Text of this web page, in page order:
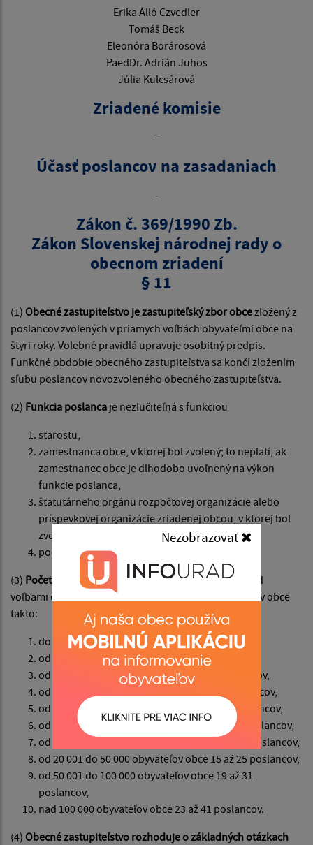
Nezobrazovať
Erika Álló Czvedler
Tomáš Beck
Eleonóra Borárosová
PaedDr. Adrián Juhos
Júlia Kulcsárová
Zriadené komisie
-
Účasť poslancov na zasadaniach
-
Zákon č. 369/1990 Zb.
Zákon Slovenskej národnej rady o
obecnom zriadení
§ 11
(1) Obecné zastupiteľstvo je zastupiteľský zbor obce zložený z
poslancov zvolených v priamych voľbách obyvateľmi obce na
štyri roky. Volebné pravidlá upravuje osobitný predpis.
Funkčné obdobie obecného zastupiteľstva sa končí zložením
sľubu poslancov novozvoleného obecného zastupiteľstva.
(2) Funkcia poslanca je nezlučiteľná s funkciou
starostu,
zamestnanca obce, v ktorej bol zvolený; to neplatí, ak
zamestnanec obce je dlhodobo uvoľnený na výkon
funkcie poslanca,
štatutárneho orgánu rozpočtovej organizácie alebo
príspevkovej organizácie zriadenej obcou, v ktorej bol
zvolený,
podľa osobitného zákona.
(3) Počet poslancovna celé volebné obdobie určí pred
voľbami obecné zastupiteľstvo podľa počtu obyvateľov obce
takto:
do 40 obyvateľov obce 3 poslanci,
od 41 do 500 obyvateľov obce 3 až 5 poslancov,
od 501 do 1 000 obyvateľov obce 5 až 7 poslancov,
od 1 001 do 3 000 obyvateľov obce 7 až 9 poslancov,
od 3 001 do 5 000 obyvateľov obce 9 až 11 poslancov,
od 5 001 do 10 000 obyvateľov obce 11 až 13 poslancov,
od 10 001 do 20 000 obyvateľov obce 13 až 19 poslancov,
od 20 001 do 50 000 obyvateľov obce 15 až 25 poslancov,
od 50 001 do 100 000 obyvateľov obce 19 až 31
poslancov,
nad 100 000 obyvateľov obce 23 až 41 poslancov.
(4) Obecné zastupiteľstvo rozhoduje o základných otázkach